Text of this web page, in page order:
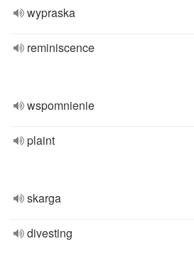
wypraska
reminiscence
wspomnienie
plaint
skarga
divesting